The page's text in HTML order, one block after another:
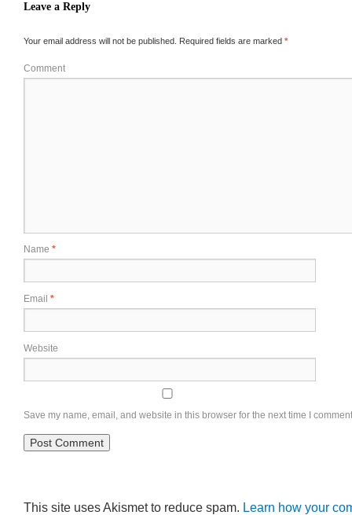
Leave a Reply
Your email address will not be published. Required fields are marked *
Comment
Name *
Email *
Website
Save my name, email, and website in this browser for the next time I
This site uses Akismet to reduce spam. Learn how your